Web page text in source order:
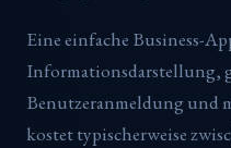
Eine einfache Business-
Informationsdarstellung,
Benutzeranmeldung und
kostet typischerweise